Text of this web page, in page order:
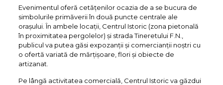
Evenimentul oferă cetățenilor ocazia de a se bucura de
simbolurile primăverii în două puncte centrale ale
orașului. În ambele locații, Centrul Istoric (zona pietonală
în proximitatea pergolelor) și strada Tineretului F.N.,
publicul va putea găsi expozanții și comercianții noștri cu
o ofertă variată de mărțișoare, flori și obiecte de
artizanat.
Pe lângă activitatea comercială, Centrul Istoric va găzdui